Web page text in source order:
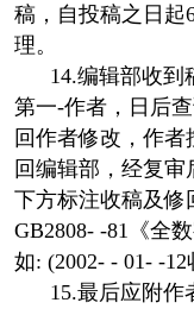
稿，自投稿之日起
理。
14.编辑部收到
第一-作者，日后
回作者修改，作
回编辑部，经复
下方标注收稿及修
GB2808- -81《全
如: (2002- - 01- -
15.最后应附作